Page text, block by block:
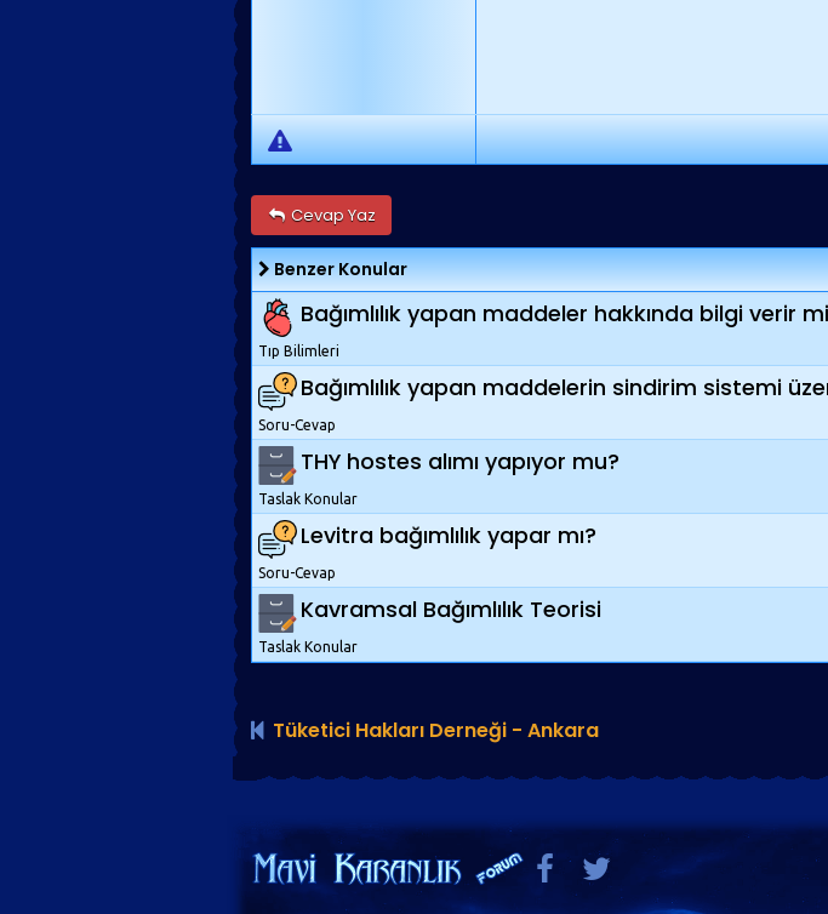
Cevap Yaz
Benzer Konular
Bağımlılık yapan maddeler hakkında bilgi verir
Tıp Bilimleri
Bağımlılık yapan maddelerin sindirim sistemi
Soru-Cevap
THY hostes alımı yapıyor mu?
Taslak Konular
Levitra bağımlılık yapar mı?
Soru-Cevap
Kavramsal Bağımlılık Teorisi
Taslak Konular
Tüketici Hakları Derneği - Ankara